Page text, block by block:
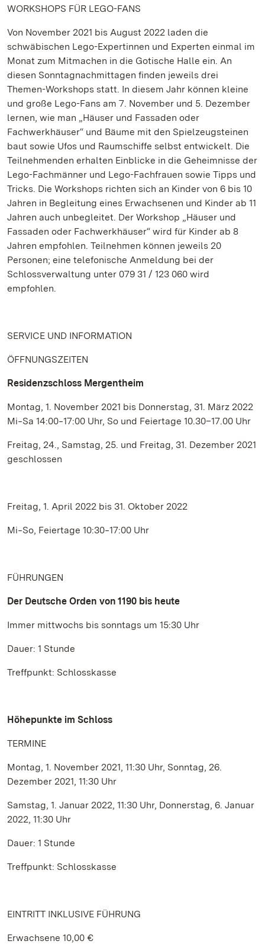
WORKSHOPS FÜR LEGO-FANS
Von November 2021 bis August 2022 laden die
schwäbischen Lego-Expertinnen und Experten einmal im
Monat zum Mitmachen in die Gotische Halle ein. An
diesen Sonntagnachmittagen finden jeweils drei
Themen-Workshops statt. In diesem Jahr können kleine
und große Lego-Fans am 7. November und 5. Dezember
lernen, wie man „Häuser und Fassaden oder
Fachwerkhäuser“ und Bäume mit den Spielzeugsteinen
baut sowie Ufos und Raumschiffe selbst entwickelt. Die
Teilnehmenden erhalten Einblicke in die Geheimnisse der
Lego-Fachmänner und Lego-Fachfrauen sowie Tipps und
Tricks. Die Workshops richten sich an Kinder von 6 bis 10
Jahren in Begleitung eines Erwachsenen und Kinder ab 11
Jahren auch unbegleitet. Der Workshop „Häuser und
Fassaden oder Fachwerkhäuser“ wird für Kinder ab 8
Jahren empfohlen. Teilnehmen können jeweils 20
Personen; eine telefonische Anmeldung bei der
Schlossverwaltung unter 079 31 / 123 060 wird
empfohlen.
SERVICE UND INFORMATION
ÖFFNUNGSZEITEN
Residenzschloss Mergentheim
Montag, 1. November 2021 bis Donnerstag, 31. März 2022
Mi‒Sa 14:00‒17:00 Uhr, So und Feiertage 10.30–17.00 Uhr
Freitag, 24., Samstag, 25. und Freitag, 31. Dezember 2021
geschlossen
Freitag, 1. April 2022 bis 31. Oktober 2022
Mi‒So, Feiertage 10:30‒17:00 Uhr
FÜHRUNGEN
Der Deutsche Orden von 1190 bis heute
Immer mittwochs bis sonntags um 15:30 Uhr
Dauer: 1 Stunde
Treffpunkt: Schlosskasse
Höhepunkte im Schloss
TERMINE
Montag, 1. November 2021, 11:30 Uhr, Sonntag, 26.
Dezember 2021, 11:30 Uhr
Samstag, 1. Januar 2022, 11:30 Uhr, Donnerstag, 6. Januar
2022, 11:30 Uhr
Dauer: 1 Stunde
Treffpunkt: Schlosskasse
EINTRITT INKLUSIVE FÜHRUNG
Erwachsene 10,00 €